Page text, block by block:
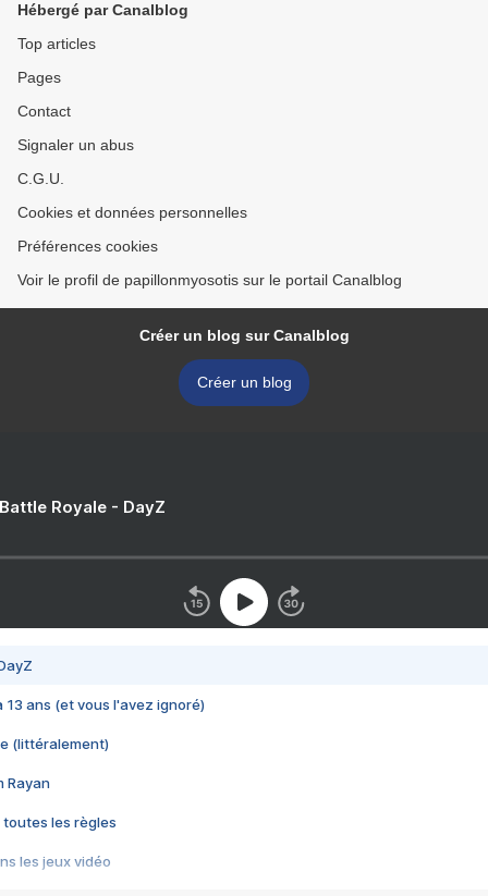
Hébergé par Canalblog
Top articles
Pages
Contact
Signaler un abus
C.G.U.
Cookies et données personnelles
Préférences cookies
Voir le profil de papillonmyosotis sur le portail Canalblog
Créer un blog sur Canalblog
Créer un blog
Royale - DayZ
13 ans (et vous l'avez ignoré)
(littéralement)
Rayan
toutes les règles
les jeux vidéo